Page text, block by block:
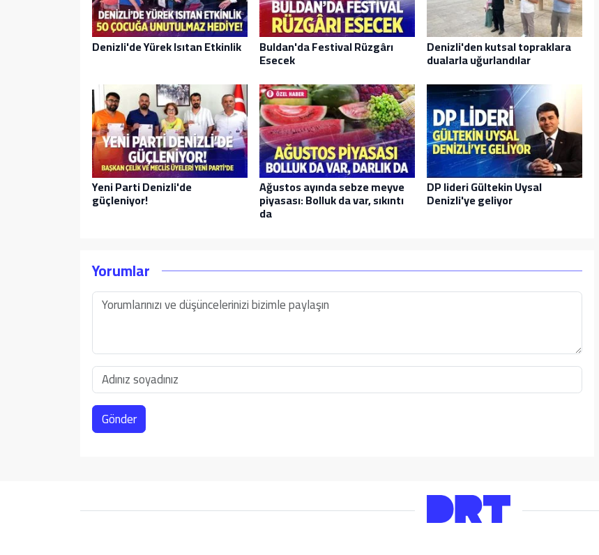
Denizli'de Yürek Isıtan Etkinlik Buldan'da Festival Rüzgârı
Esecek
Denizli'den kutsal topraklara
dualarla uğurlandılar
Yeni Parti Denizli'de
güçleniyor!
Ağustos ayında sebze meyve
piyasası: Bolluk da var, sıkıntı
da
DP lideri Gültekin Uysal
Denizli'ye geliyor
Yorumlar
Gönder